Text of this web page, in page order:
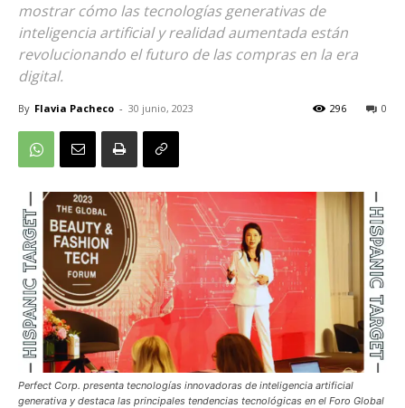
mostrar cómo las tecnologías generativas de
inteligencia artificial y realidad aumentada están
revolucionando el futuro de las compras en la era
digital.
By Flavia Pacheco - 30 junio, 2023 0
296
Perfect Corp. presenta tecnologías innovadoras de inteligencia artificial
generativa y destaca las principales tendencias tecnológicas en el Foro Global